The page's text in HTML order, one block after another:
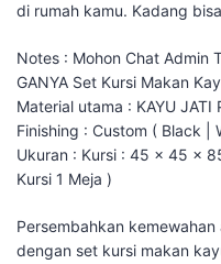
di rumah kamu. Kadang
Notes : Mohon Chat Admin
GANYA Set Kursi Makan
Material utama : KAYU JATI
Finishing : Custom ( Black |
Ukuran : Kursi : 45 x 45 x
Kursi 1 Meja )
Persembahkan
dengan set kursi makan